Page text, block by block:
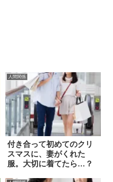
人間関係
付き合って初めてのクリ
スマスに、妻がくれた
服。大切に着てたら…？